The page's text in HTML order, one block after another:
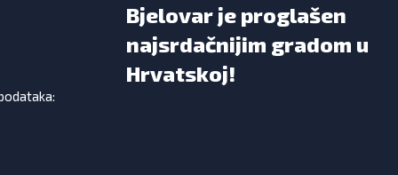
Bjelovar je proglašen
najsrdačnijim gradom u
Hrvatskoj!